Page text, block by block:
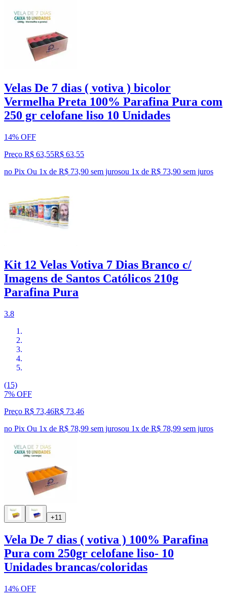
Velas De 7 dias ( votiva ) bicolor
Vermelha Preta 100% Parafina Pura com
250 gr celofane liso 10 Unidades
14% OFF
Preço R$ 63,55R$ 63,55
no Pix Ou 1x de R$ 73,90 sem jurosou 1x de R$ 73,90 sem juros
Kit 12 Velas Votiva 7 Dias Branco c/
Imagens de Santos Católicos 210g
Parafina Pura
3.8
(15)
7% OFF
Preço R$ 73,46R$ 73,46
no Pix Ou 1x de R$ 78,99 sem jurosou 1x de R$ 78,99 sem juros
+11
Vela De 7 dias ( votiva ) 100% Parafina
Pura com 250gr celofane liso- 10
Unidades brancas/coloridas
14% OFF